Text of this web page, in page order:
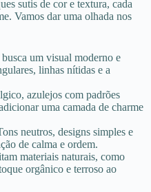
sutis de cor e textura, cada
Vamos dar uma olhada nos
um visual moderno e
linhas nítidas e a
azulejos com padrões
uma camada de charme
neutros, designs simples e
de calma e ordem.
materiais naturais, como
orgânico e terroso ao